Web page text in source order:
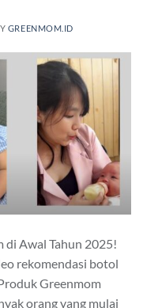
GREENMOM.ID
di Awal Tahun 2025!
rekomendasi botol
Greenmom
orang yang mulai